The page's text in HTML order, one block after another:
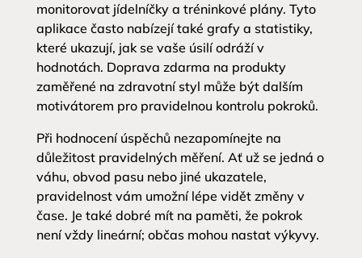
monitorovat jídelníčky a tréninkové plány. Tyto
aplikace často nabízejí také grafy a statistiky,
které ukazují, jak se vaše úsilí odráží v
hodnotách. Doprava zdarma na produkty
zaměřené na zdravotní styl může být dalším
motivátorem pro pravidelnou kontrolu pokroků.
Při hodnocení úspěchů nezapomínejte na
důležitost pravidelných měření. Ať už se jedná o
váhu, obvod pasu nebo jiné ukazatele,
pravidelnost vám umožní lépe vidět změny v
čase. Je také dobré mít na paměti, že pokrok
není vždy lineární; občas mohou nastat výkyvy.